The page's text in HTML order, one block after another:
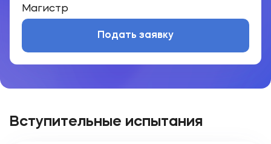
Подать заявку
Магистр
Подать заявку
Вступительные испытания